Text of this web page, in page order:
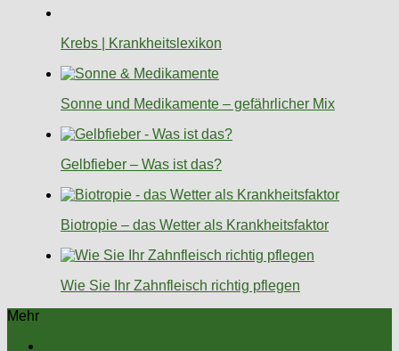
Krebs | Krankheitslexikon
Sonne und Medikamente – gefährlicher Mix
Gelbfieber – Was ist das?
Biotropie – das Wetter als Krankheitsfaktor
Wie Sie Ihr Zahnfleisch richtig pflegen
Mehr